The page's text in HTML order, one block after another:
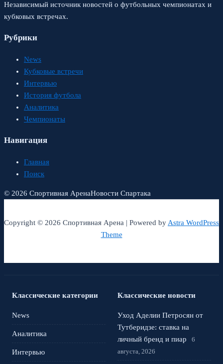
Независимый источник новостей о футбольных чемпионатах и
кубковых встречах.
Рубрики
News
Кубковые встречи
Интервью
История футбола
Аналитика
Чемпионаты
Навигация
Главная
Поиск
© 2026 Спортивная АренаНовости Спартака
Copyright © 2026 Спортивная Арена | Powered byAstra WordPress
Theme
Классические категории
News
Аналитика
Интервью
Классические новости
Уход Аделии Петросян от
Тутберидзе: ставка на
личный бренд и пиар
6
августа, 2026